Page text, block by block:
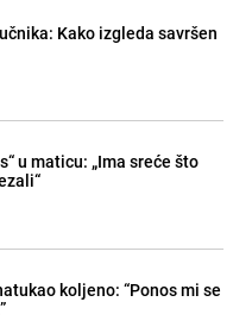
Kako izgleda savršen
u maticu: „Ima sreće što
koljeno: “Ponos mi se